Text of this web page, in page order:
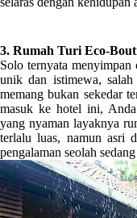
3. Rumah Turi Eco-
Solo ternyata
unik dan istimewa,
memang bukan sekedar
masuk ke hotel ini, Anda
yang nyaman layaknya
terlalu luas, namun asri
pengalaman seolah